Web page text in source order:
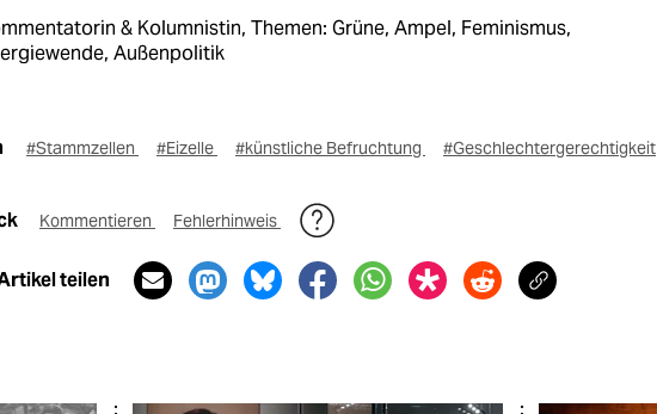
& Kolumnistin, Themen: Grüne, Ampel, Feminismus,
Außenpolitik
#Stammzellen #Eizelle #künstliche Befruchtung #Geschlechtergerechtigkeit
Kommentieren Fehlerhinweis
teilen